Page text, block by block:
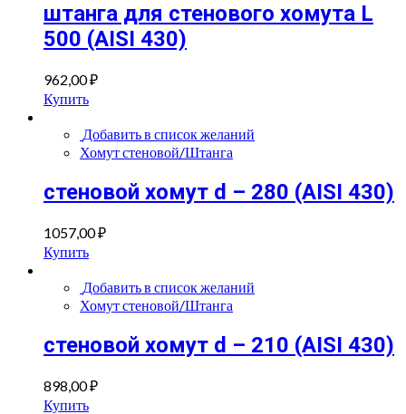
штанга для стенового хомута L
500 (AISI 430)
962,00₽
Купить
Добавить в список желаний
Хомут стеновой/Штанга
стеновой хомут d – 280 (AISI 430)
1057,00₽
Купить
Добавить в список желаний
Хомут стеновой/Штанга
стеновой хомут d – 210 (AISI 430)
898,00₽
Купить